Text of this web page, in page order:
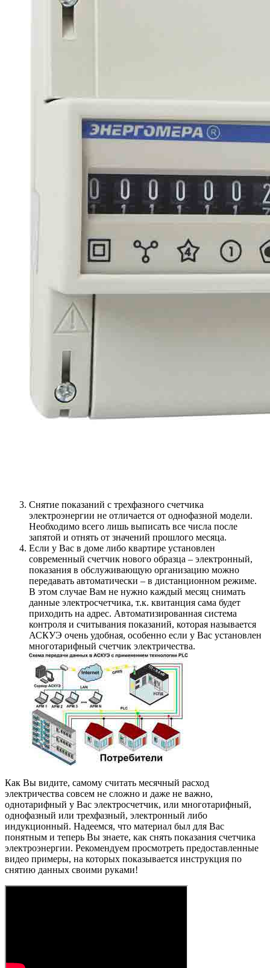
Снятие показаний с трехфазного счетчика
электроэнергии не отличается от однофазной модели.
Необходимо всего лишь выписать все числа после
запятой и отнять от значений прошлого месяца.
Если у Вас в доме либо квартире установлен
современный счетчик нового образца – электронный,
показания в обслуживающую организацию можно
передавать автоматически – в дистанционном режиме.
В этом случае Вам не нужно каждый месяц снимать
данные электросчетчика, т.к. квитанция сама будет
приходить на адрес. Автоматизированная система
контроля и считывания показаний, которая называется
АСКУЭ очень удобная, особенно если у Вас установлен
многотарифный счетчик электричества.
Как Вы видите, самому считать месячный расход
электричества совсем не сложно и даже не важно,
однотарифный у Вас электросчетчик, или многотарифный,
однофазный или трехфазный, электронный либо
индукционный. Надеемся, что материал был для Вас
понятным и теперь Вы знаете, как снять показания счетчика
электроэнергии. Рекомендуем просмотреть предоставленные
видео примеры, на которых показывается инструкция по
снятию данных своими руками!